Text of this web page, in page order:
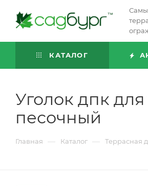
КАТАЛОГ
Уголок дпк
песочный
Главная — Каталог — Террасная